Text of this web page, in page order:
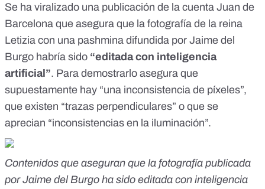
Se ha viralizado una publicación de la cuenta Juan de
Barcelona que asegura que la fotografía de la reina
Letizia con una pashmina difundida por Jaime del
Burgo habría sido “editada con inteligencia
artificial”. Para demostrarlo asegura que
supuestamente hay “una inconsistencia de píxeles”,
que existen “trazas perpendiculares” o que se
aprecian “inconsistencias en la iluminación”.
Contenidos que aseguran que la fotografía publicada
por Jaime del Burgo ha sido editada con inteligencia